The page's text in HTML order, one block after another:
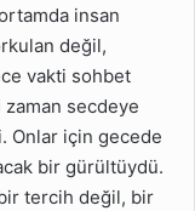
insan
değil,
vakti sohbet
secdeye
Onlar için gecede
bir gürültüydü.
tercih değil, bir